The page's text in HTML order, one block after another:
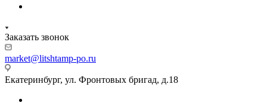
Заказать звонок
market@litshtamp-po.ru
Екатеринбург, ул. Фронтовых бригад, д.18